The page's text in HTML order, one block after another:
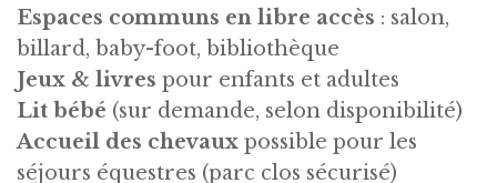
Espaces communs en libre accès : salon,
billard, baby-foot, bibliothèque
Jeux & livres pour enfants et adultes
Lit bébé (sur demande, selon disponibilité)
Accueil des chevaux possible pour les
séjours équestres (parc clos sécurisé)